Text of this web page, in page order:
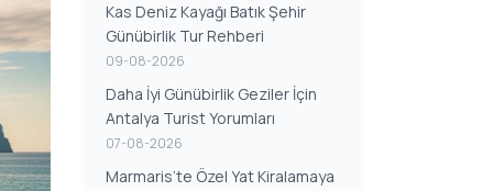
Kas Deniz Kayağı Batık Şehir
Günübirlik Tur Rehberi
09-08-2026
Daha İyi Günübirlik Geziler İçin
Antalya Turist Yorumları
07-08-2026
Marmaris’te Özel Yat Kiralamaya